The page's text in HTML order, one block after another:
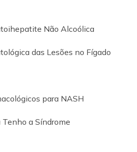
Não Alcoólica
das Lesões no Fígado
para NASH
Tenho a Síndrome